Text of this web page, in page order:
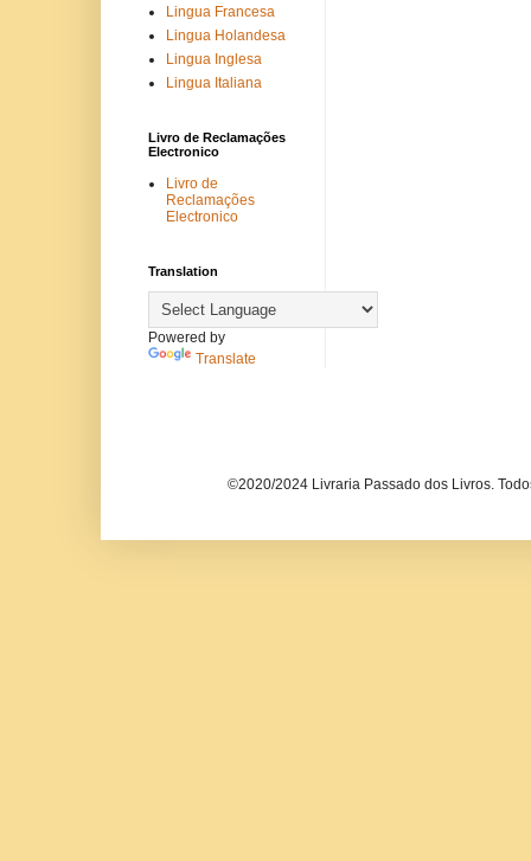
Lingua Francesa
Lingua Holandesa
Lingua Inglesa
Lingua Italiana
Livro de Reclamações
Electronico
Livro de
Reclamações
Electronico
Translation
Powered by
Translate
©2020/2024 Livraria Passado dos Livros.